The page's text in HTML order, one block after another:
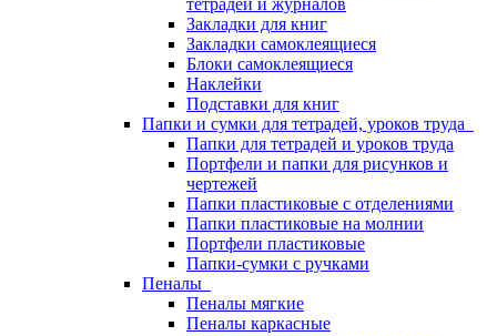
тетрадей и журналов
Закладки для книг
Закладки самоклеящиеся
Блоки самоклеящиеся
Наклейки
Подставки для книг
Папки и сумки для тетрадей, уроков труда
Папки для тетрадей и уроков труда
Портфели и папки для рисунков и
чертежей
Папки пластиковые с отделениями
Папки пластиковые на молнии
Портфели пластиковые
Папки-сумки с ручками
Пеналы
Пеналы мягкие
Пеналы каркасные